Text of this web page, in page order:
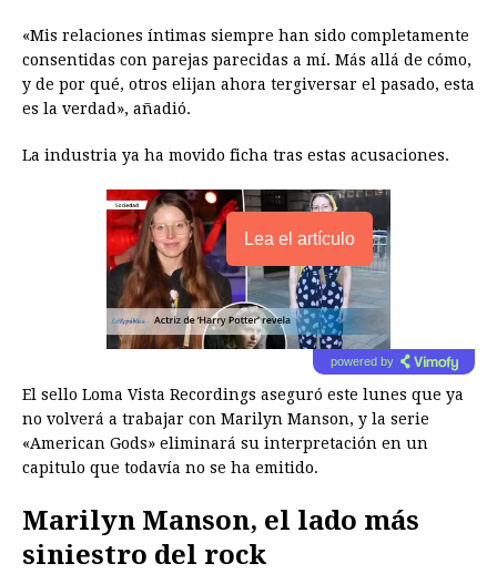
«Mis relaciones íntimas siempre han sido completamente
consentidas con parejas parecidas a mí. Más allá de cómo,
y de por qué, otros elijan ahora tergiversar el pasado, esta
es la verdad», añadió.
La industria ya ha movido ficha tras estas acusaciones.
Lea el artículo
powered by
El sello Loma Vista Recordings aseguró este lunes que ya
no volverá a trabajar con Marilyn Manson, y la serie
«American Gods» eliminará su interpretación en un
capitulo que todavía no se ha emitido.
Marilyn Manson, el lado más
siniestro del rock